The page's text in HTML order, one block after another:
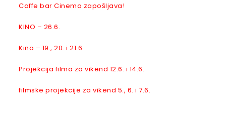
Caffe bar Cinema zapošljava!
KINO – 26.6.
Kino – 19., 20. i 21.6.
Projekcija filma za vikend 12.6. i 14.6.
filmske projekcije za vikend 5., 6. i 7.6.